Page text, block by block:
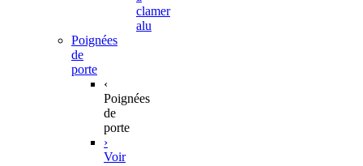
clamer
alu
Poignées
de
porte
‹
Poignées
de
porte
›
Voir